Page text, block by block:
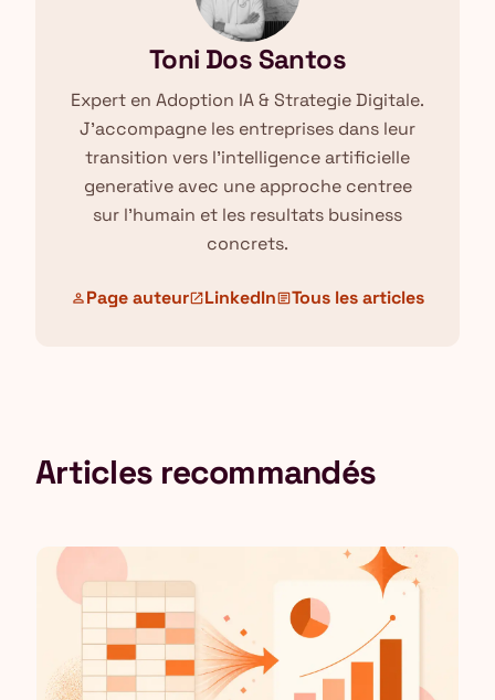
Toni Dos Santos
Expert en Adoption IA & Strategie Digitale.
J'accompagne les entreprises dans leur
transition vers l'intelligence artificielle
generative avec une approche centree
sur l'humain et les resultats business
concrets.
personPage auteuropen_in_newLinkedInarticleTous les articles
Articles recommandés